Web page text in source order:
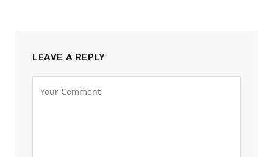
LEAVE A REPLY